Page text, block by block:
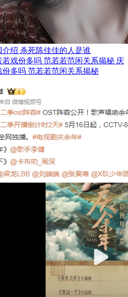
介绍 杀死陈佳佳的人是谁
庆
多吗 范若若范闲关系揭秘